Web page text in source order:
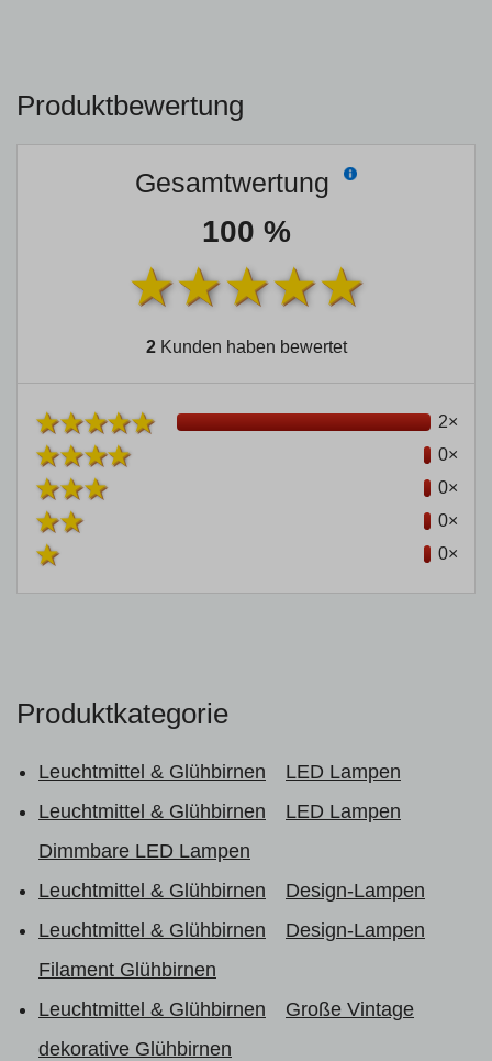
Produktbewertung
Gesamtwertung
100 %
2Kunden haben bewertet
2×
0×
0×
0×
0×
Produktkategorie
Leuchtmittel & Glühbirnen
LED Lampen
Leuchtmittel & Glühbirnen
LED Lampen
Dimmbare LED Lampen
Leuchtmittel & Glühbirnen
Design-Lampen
Leuchtmittel & Glühbirnen
Design-Lampen
Filament Glühbirnen
Leuchtmittel & Glühbirnen
Große Vintage
dekorative Glühbirnen